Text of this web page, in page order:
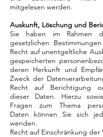
mitgelesen werden.
Auskunft, Löschung und
Sie haben im Rahmen
gesetzlichen
Recht auf unentgeltliche
gespeicherten
deren Herkunft und
Zweck der
Recht auf Berichtigung
dieser Daten. Hierzu
Fragen zum Thema
Daten können Sie sich
wenden.
Recht auf Einschränkung der